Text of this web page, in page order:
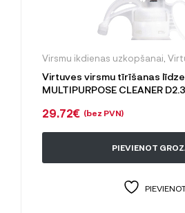
Virsmu ikdienas uzkopšanai
Virtuves virsmu tīrīšanas
MULTIPURPOSE CLEANER
29.72€ (bez PVN)
PIEVIENOT